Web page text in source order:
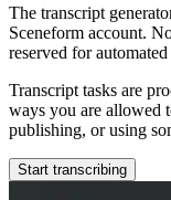
The transcript
Sceneform account.
reserved for
Transcript tasks are
ways you are allowed
publishing, or using
Start transcribing